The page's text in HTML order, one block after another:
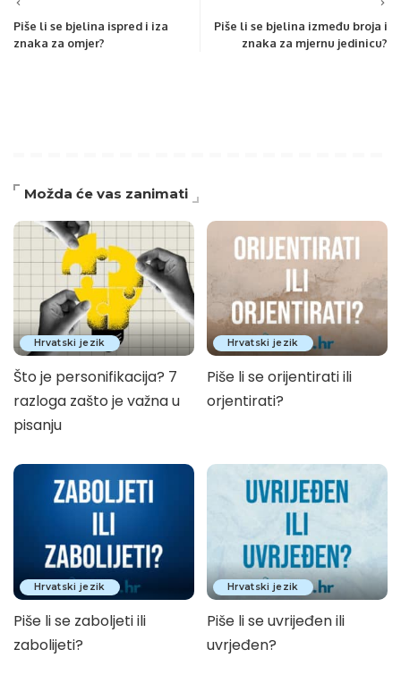
Piše li se bjelina ispred i iza
znaka za omjer?
Piše li se bjelina između broja i
znaka za mjernu jedinicu?
Možda će vas zanimati
Hrvatski jezik
Što je personifikacija? 7
razloga zašto je važna u
pisanju
Hrvatski jezik
Piše li se orijentirati ili
orjentirati?
Hrvatski jezik
Piše li se zaboljeti ili
zabolijeti?
Hrvatski jezik
Piše li se uvrijeđen ili
uvrjeđen?